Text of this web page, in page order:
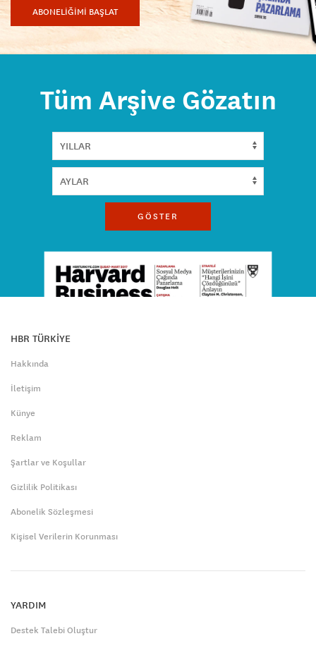
ABONELİĞİMİ BAŞLAT
Tüm Arşive Gözatın
GÖSTER
HBR TÜRKİYE
Hakkında
İletişim
Künye
Reklam
Şartlar ve Koşullar
Gizlilik Politikası
Abonelik Sözleşmesi
Kişisel Verilerin Korunması
YARDIM
Destek Talebi Oluştur